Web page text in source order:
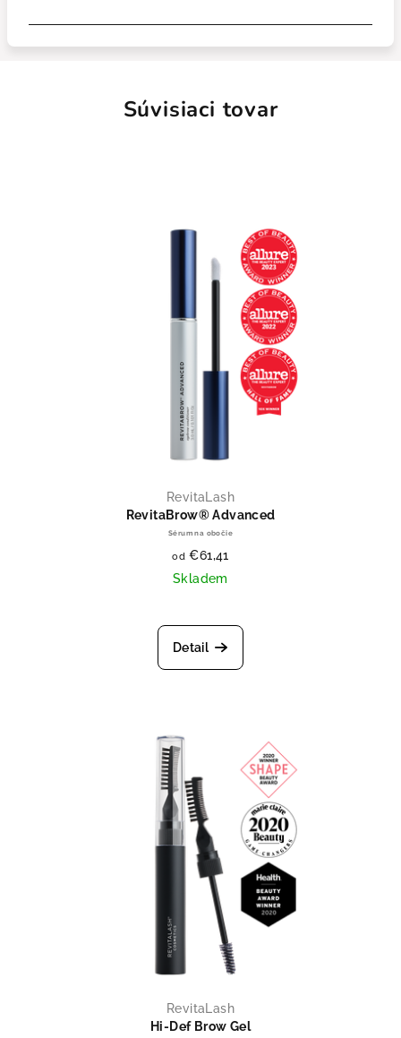
Súvisiaci tovar
RevitaLash
RevitaBrow® Advanced
Sérum na obočie
od €61,41
Skladem
Detail
RevitaLash
Hi-Def Brow Gel